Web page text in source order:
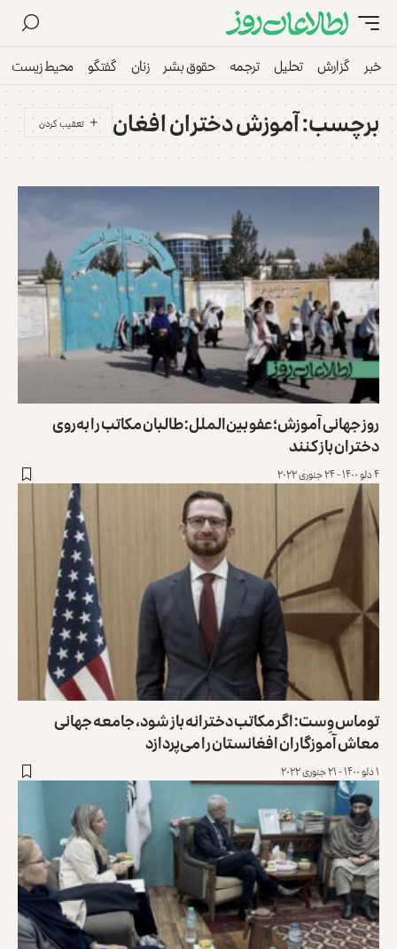
خبر گزارش تحلیل ترجمه حقوق بشر زنان گفتگو محیط زیست
برچسب:آموزش دختران افغان
روز جهانی آموزش؛ عفو بین‌الملل: طالبان مکاتب را به‌روی
دختران باز کنند
۴ دلو ۱۴۰۰ - ۲۴ جنوری ۲۰۲۲
توماس وِست: اگر مکاتب دخترانه باز شود، جامعه جهانی
معاش آموزگاران افغانستان را می‌پردازد
۱ دلو ۱۴۰۰ - ۲۱ جنوری ۲۰۲۲